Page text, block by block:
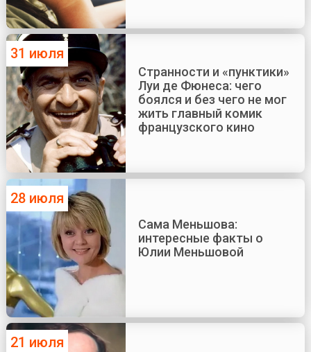
31 июля
Странности и «пунктики»
Луи де Фюнеса: чего
боялся и без чего не мог
жить главный комик
французского кино
28 июля
Сама Меньшова:
интересные факты о
Юлии Меньшовой
21 июля